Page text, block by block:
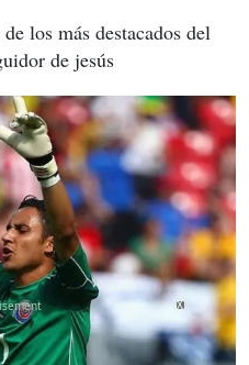
los más destacados del
de jesús
X